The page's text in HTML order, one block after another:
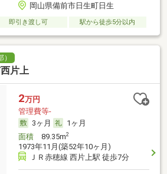
岡山県備前市日生町日生
即引き渡し可 駅から徒歩5分以内
片上
2万円
管理費等-
3ヶ月
1ヶ月
面積89.35m2
1973年11月(築52年10ヶ月)
ＪＲ赤穂線 西片上駅 徒歩7分